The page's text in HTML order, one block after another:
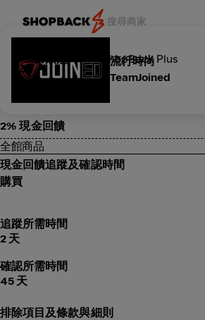
ShopBack Plus
流行時尚
TeamJoined
2% 現金回饋
全館商品
現金回饋追蹤及確認時間
購買
追蹤所需時間
2 天
確認所需時間
45 天
排除項目及條款與細則